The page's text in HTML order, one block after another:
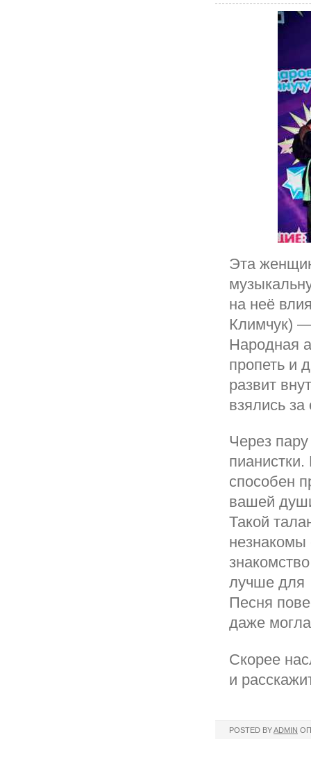
Эта
на неё
Климчук) —
Народная
пропеть и
развит
взялись
Через
способен
вашей
Такой
незнакомы
лучше для
Песня
даже
Скорее
и
POSTED BYADMIN